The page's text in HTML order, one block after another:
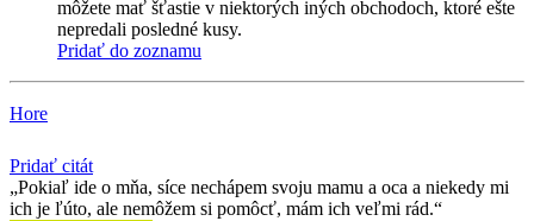
môžete mať šťastie v niektorých iných obchodoch, ktoré ešte
nepredali posledné kusy.
Pridať do zoznamu
Hore
Pridať citát
Pokiaľ ide o mňa, síce nechápem svoju mamu a oca a niekedy mi
ich je ľúto, ale nemôžem si pomôcť, mám ich veľmi rád.